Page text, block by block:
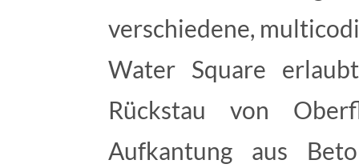
verschiedene,
Water Square
Rückstau von
Aufkantung aus